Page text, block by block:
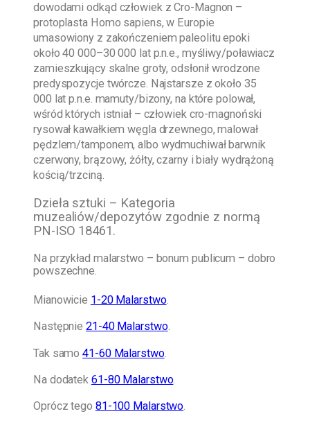
dowodami odkąd człowiek z Cro-Magnon –
protoplasta Homo sapiens, w Europie
umasowiony z zakończeniem paleolitu epoki
około 40 000–30 000 lat p.n.e., myśliwy/poławiacz
zamieszkujący skalne groty, odsłonił wrodzone
predyspozycje twórcze. Najstarsze z około 35
000 lat p.n.e. mamuty/bizony, na które polował,
wśród których istniał – człowiek cro-magnoński
rysował kawałkiem węgla drzewnego, malował
pędzlem/tamponem, albo wydmuchiwał barwnik
czerwony, brązowy, żółty, czarny i biały wydrążoną
kością/trzciną.
Dzieła sztuki – Kategoria
muzealiów/depozytów zgodnie z normą
PN-ISO 18461.
Na przykład malarstwo – bonum publicum – dobro
powszechne.
Mianowicie 1-20 Malarstwo.
Następnie 21-40 Malarstwo.
Tak samo41-60 Malarstwo.
Na dodatek 61-80 Malarstwo.
Oprócz tego 81-100 Malarstwo.